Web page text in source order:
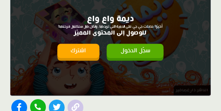
ديمة واع واع
أخيرًا! حصلت جي جي على الدمية التي تريدها، ولكن هل ستكتمل فرحتها!
للوصول إلى المحتوى المميّز
سجّل الدخول اشترك
الناشر: دار عصافير